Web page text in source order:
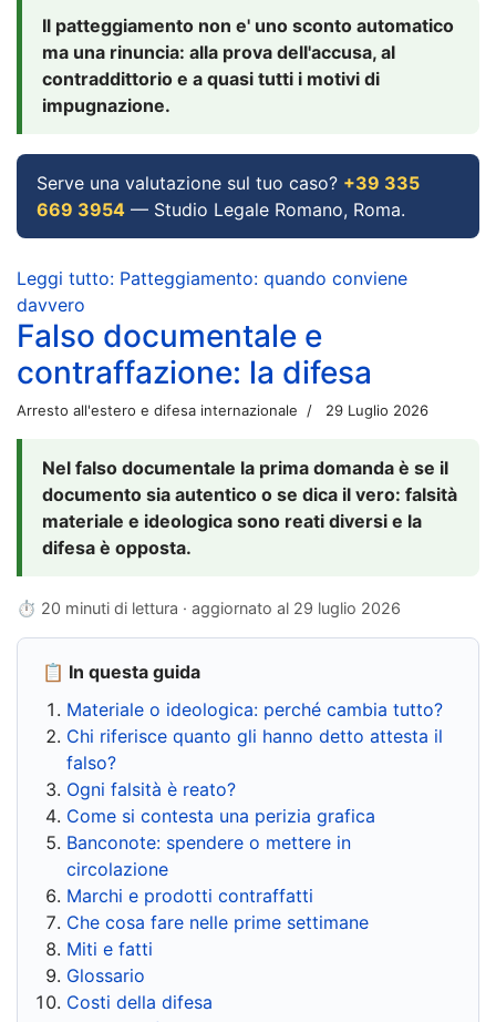
Il patteggiamento non e' uno sconto automatico
ma una rinuncia: alla prova dell'accusa, al
contraddittorio e a quasi tutti i motivi di
impugnazione.
Serve una valutazione sul tuo caso? +39 335
669 3954 — Studio Legale Romano, Roma.
Leggi tutto: Patteggiamento: quando conviene
davvero
Falso documentale e
contraffazione: la difesa
Arresto all'estero e difesa internazionale 29 Luglio 2026
Nel falso documentale la prima domanda è se il
documento sia autentico o se dica il vero: falsità
materiale e ideologica sono reati diversi e la
difesa è opposta.
⏱ 20 minuti di lettura · aggiornato al 29 luglio 2026
📋 In questa guida
Materiale o ideologica: perché cambia tutto?
Chi riferisce quanto gli hanno detto attesta il
falso?
Ogni falsità è reato?
Come si contesta una perizia grafica
Banconote: spendere o mettere in
circolazione
Marchi e prodotti contraffatti
Che cosa fare nelle prime settimane
Miti e fatti
Glossario
Costi della difesa